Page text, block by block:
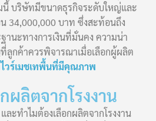
นี้ บริษัทมีขนาดธุรกิจระดับใหญ่และ
34,000,000 บาท ซึ่งสะท้อนถึง
นะทางการเงินที่มั่นคง ความน่า
ลูกค้าควรพิจารณาเมื่อเลือกผู้ผลิต
วร์เมชเทพื้นที่มีคุณภาพ
ผลิตจากโรงงาน
ะทำไมต้องเลือกผลิตจากโรงงาน